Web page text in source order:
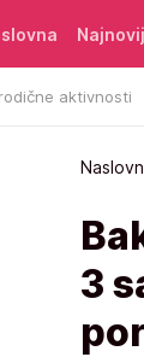
aktivnosti
3